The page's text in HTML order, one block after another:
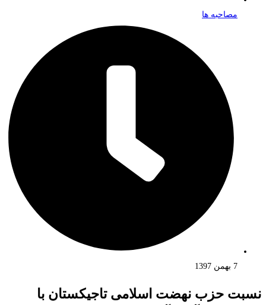
مصاحبه ها
7 بهمن 1397
نسبت حزب نهضت اسلامی تاجیکستان با